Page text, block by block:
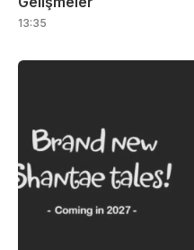
13:35